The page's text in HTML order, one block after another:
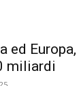
ed
miliardi